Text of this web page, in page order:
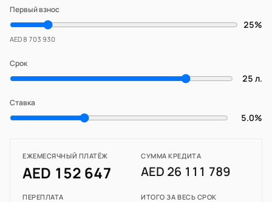
Первый взнос
25%
AED 8 703 930
Срок
25 л.
Ставка
5.0%
ЕЖЕМЕСЯЧНЫЙ ПЛАТЁЖ
AED 152 647
СУММА КРЕДИТА
AED 26 111 789
ПЕРЕПЛАТА ИТОГО ЗА ВЕСЬ СРОК